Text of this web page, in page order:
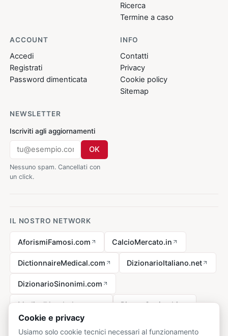
Ricerca
Termine a caso
ACCOUNT
Accedi
Registrati
Password dimenticata
INFO
Contatti
Privacy
Cookie policy
Sitemap
NEWSLETTER
Iscriviti agli aggiornamenti
OK
Nessuno spam. Cancellati con
un click.
IL NOSTRO NETWORK
AforismiFamosi.com CalcioMercato.in
DictionnaireMedical.com DizionarioItaliano.net
DizionarioSinonimi.com
MedicalVocabulary.org RicetteCucina.biz
Cookie e privacy
Usiamo solo cookie tecnici necessari al funzionamento